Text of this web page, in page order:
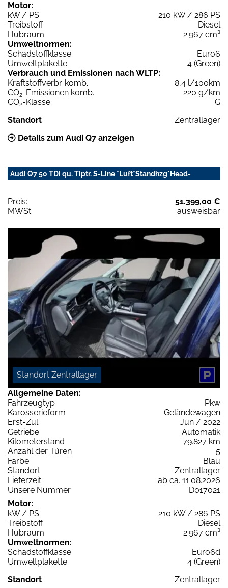
Motor:
kW / PS
210 kW / 286 PS
Treibstoff
Diesel
Hubraum
2.967 cm³
Umweltnormen:
Schadstoffklasse
Euro6
Umweltplakette
4 (Green)
Verbrauch und Emissionen nach WLTP:
Kraftstoffverbr. komb.
8,4 l/100km
CO2-Emissionen komb.
220 g/km
CO2-Klasse
G
Standort
Zentrallager
Details zum Audi Q7 anzeigen
Audi Q7 50 TDI qu. Tiptr. S-Line *Luft*Standhzg*Head-
Preis:
51.399,00 €
MWSt:
ausweisbar
Standort Zentrallager
Allgemeine Daten:
Fahrzeugtyp
Pkw
Karosserieform
Geländewagen
Erst-Zul.
Jun / 2022
Getriebe
Automatik
Kilometerstand
79.827 km
Anzahl der Türen
5
Farbe
Blau
Standort
Zentrallager
Lieferzeit
ab ca. 11.08.2026
Unsere Nummer
D017021
Motor:
kW / PS
210 kW / 286 PS
Treibstoff
Diesel
Hubraum
2.967 cm³
Umweltnormen:
Schadstoffklasse
Euro6d
Umweltplakette
4 (Green)
Standort
Zentrallager